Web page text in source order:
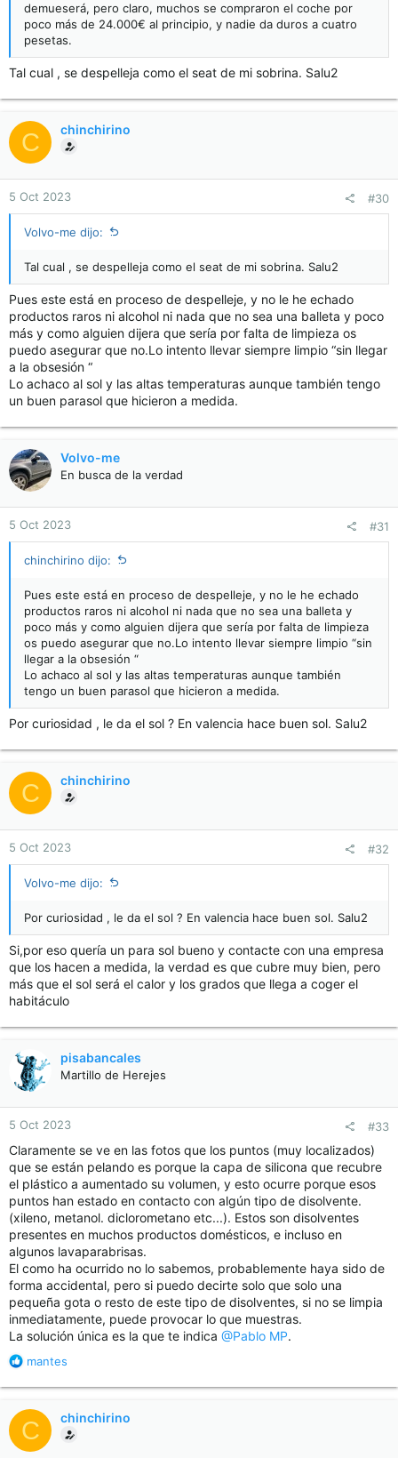
demueserá, pero claro, muchos se compraron el coche por
poco más de 24.000€ al principio, y nadie da duros a cuatro
pesetas.
Tal cual , se despelleja como el seat de mi sobrina. Salu2
C chinchirino
5 Oct 2023 #30
Volvo-me dijo:
Tal cual , se despelleja como el seat de mi sobrina. Salu2
Pues este está en proceso de despelleje, y no le he echado
productos raros ni alcohol ni nada que no sea una balleta y poco
más y como alguien dijera que sería por falta de limpieza os
puedo asegurar que no.Lo intento llevar siempre limpio “sin llegar
a la obsesión “
Lo achaco al sol y las altas temperaturas aunque también tengo
un buen parasol que hicieron a medida.
Volvo-me
En busca de la verdad
5 Oct 2023 #31
chinchirino dijo:
Pues este está en proceso de despelleje, y no le he echado
productos raros ni alcohol ni nada que no sea una balleta y
poco más y como alguien dijera que sería por falta de limpieza
os puedo asegurar que no.Lo intento llevar siempre limpio “sin
llegar a la obsesión “
Lo achaco al sol y las altas temperaturas aunque también
tengo un buen parasol que hicieron a medida.
Por curiosidad , le da el sol ? En valencia hace buen sol. Salu2
C chinchirino
5 Oct 2023 #32
Volvo-me dijo:
Por curiosidad , le da el sol ? En valencia hace buen sol. Salu2
Si,por eso quería un para sol bueno y contacte con una empresa
que los hacen a medida, la verdad es que cubre muy bien, pero
más que el sol será el calor y los grados que llega a coger el
habitáculo
pisabancales
Martillo de Herejes
5 Oct 2023 #33
Claramente se ve en las fotos que los puntos (muy localizados)
que se están pelando es porque la capa de silicona que recubre
el plástico a aumentado su volumen, y esto ocurre porque esos
puntos han estado en contacto con algún tipo de disolvente.
(xileno, metanol. diclorometano etc...). Estos son disolventes
presentes en muchos productos domésticos, e incluso en
algunos lavaparabrisas.
El como ha ocurrido no lo sabemos, probablemente haya sido de
forma accidental, pero si puedo decirte solo que solo una
pequeña gota o resto de este tipo de disolventes, si no se limpia
inmediatamente, puede provocar lo que muestras.
La solución única es la que te indica @Pablo MP.
R
a
c
t
i
mantes
C chinchirino